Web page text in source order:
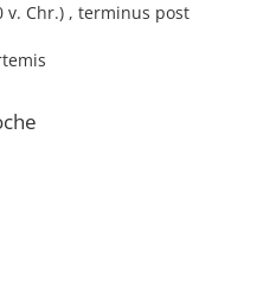
v. Chr.) , terminus post